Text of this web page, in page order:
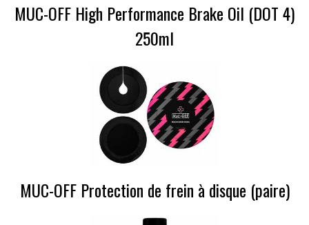
MUC-OFF High Performance Brake Oil (DOT 4)
250ml
MUC-OFF Protection de frein à disque (paire)